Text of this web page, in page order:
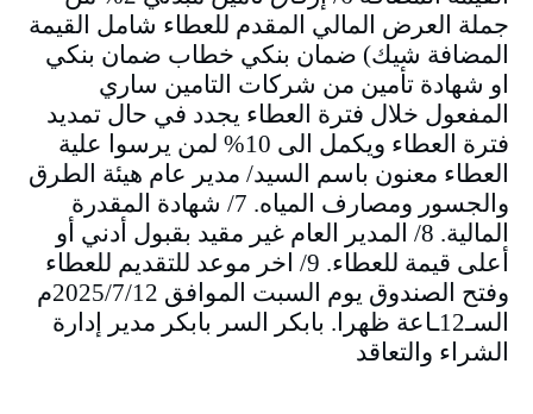
جملة العرض المالي المقدم للعطاء شامل القيمة
المضافة شيك) ضمان بنكي خطاب ضمان بنكي
او شهادة تأمين من شركات التامين ساري
المفعول خلال فترة العطاء يجدد في حال تمديد
فترة العطاء ويكمل الى 10% لمن يرسوا علية
العطاء معنون باسم السيد/ مدير عام هيئة الطرق
والجسور ومصارف المياه. 7/ شهادة المقدرة
المالية. 8/ المدير العام غير مقيد بقبول أدني أو
أعلى قيمة للعطاء. 9/ اخر موعد للتقديم للعطاء
وفتح الصندوق يوم السبت الموافق 2025/7/12م
السـ12ـاعة ظهرا. بابكر السر بابكر مدير إدارة
الشراء والتعاقد